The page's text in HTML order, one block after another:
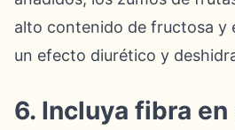
alto contenido de fructosa y
un efecto diurético y
6. Incluya fibra